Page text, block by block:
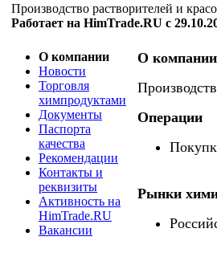
Производство растворителей и
Работает на HimTrade.RU с
О компании
Новости
Торговля
химпродуктами
Документы
Паспорта
качества
Рекомендации
Контакты и
реквизиты
Активность на
HimTrade.RU
Вакансии
О компании
Операции
Рынки